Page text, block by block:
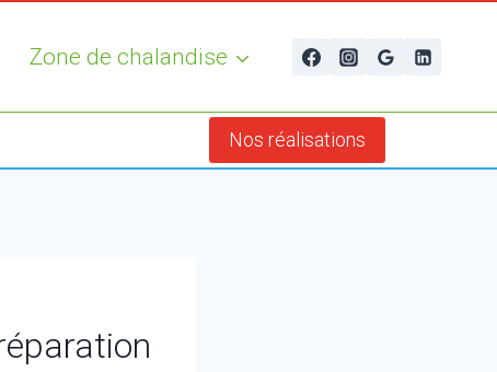
Zone de chalandise
Nos réalisations